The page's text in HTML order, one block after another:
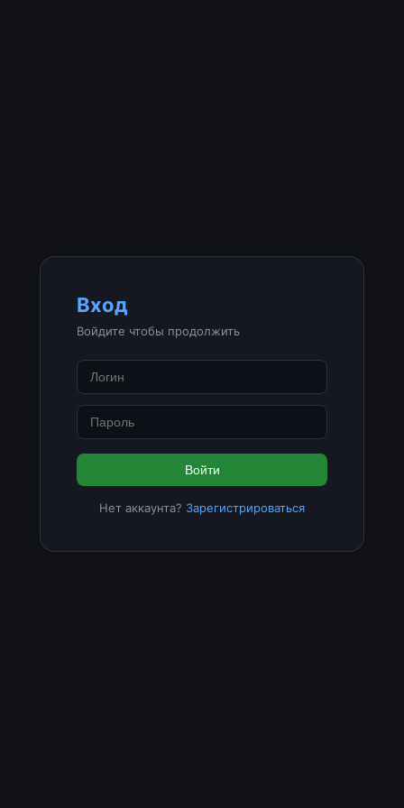
Вход
Войдите чтобы продолжить
Войти
Нет аккаунта? Зарегистрироваться